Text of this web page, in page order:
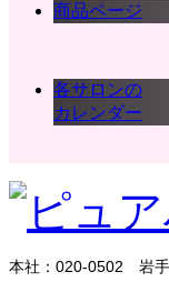
商品ページ
各サロンの
カレンダー
本社：020-0502 岩